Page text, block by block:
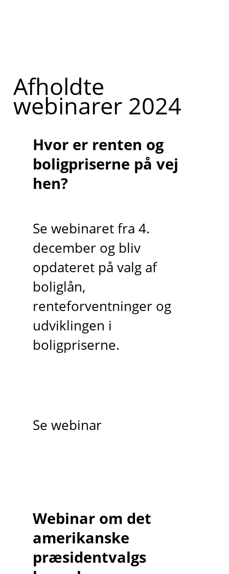
Afholdte
webinarer 2024
Hvor er renten og
boligpriserne på vej
hen?
Se webinaret fra 4.
december og bliv
opdateret på valg af
boliglån,
renteforventninger og
udviklingen i
boligpriserne.
Se webinar
Webinar om det
amerikanske
præsidentvalgs